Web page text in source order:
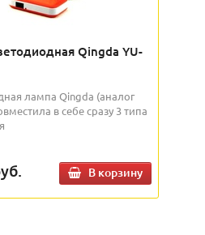
Qingda YU-
лампа Qingda (аналог
в себе сразу 3 типа
В корзину